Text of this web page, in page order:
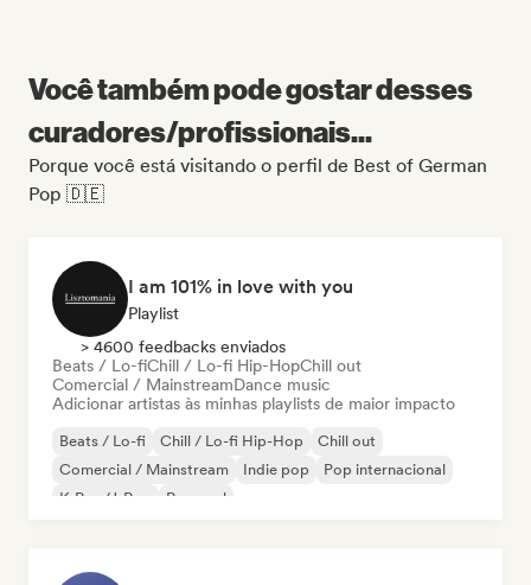
Você também pode gostar desses
curadores/profissionais...
Porque você está visitando o perfil de Best of German
Pop 🇩🇪
I am 101% in love with you
Playlist
> 4600 feedbacks enviados
Beats / Lo-fiChill / Lo-fi Hip-HopChill out
Comercial / MainstreamDance music
Adicionar artistas às minhas playlists de maior impacto
Beats / Lo-fi Chill / Lo-fi Hip-Hop
Chill out
Comercial / Mainstream
Indie pop
Pop internacional
K-Pop/J-Pop
Pop soul